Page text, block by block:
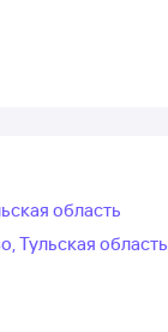
область
Тульская область